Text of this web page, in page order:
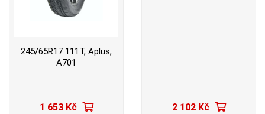
245/65R17 111T, Aplus,
A701
1 653 Kč 2 102 Kč